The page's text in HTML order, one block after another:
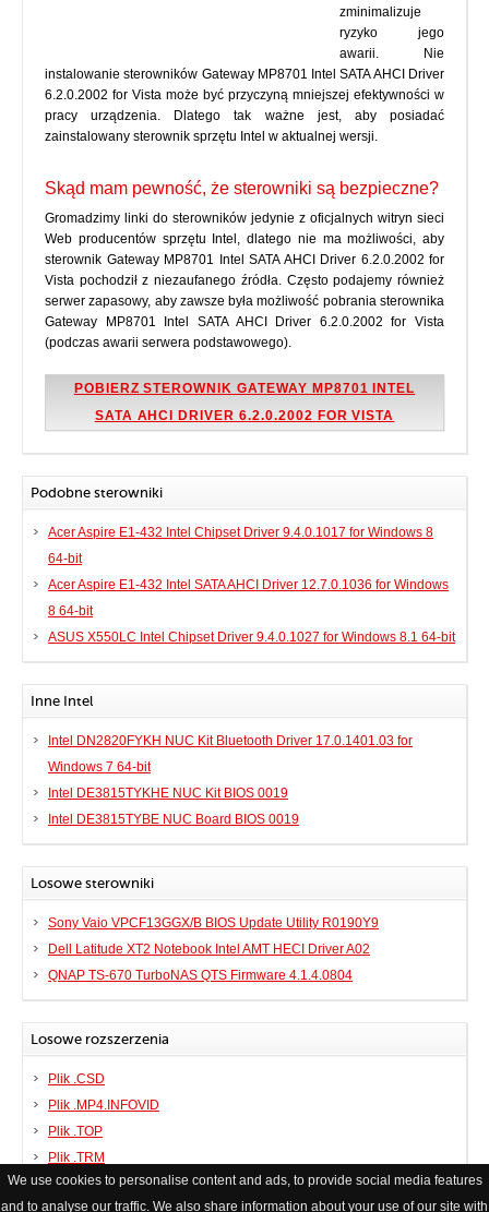
We use cookies to personalise content and ads, to provide social media features
and to analyse our traffic. We also share information about your use of our site with
zminimalizuje
ryzyko jego
awarii. Nie
instalowanie sterowników Gateway MP8701 Intel SATA AHCI Driver
6.2.0.2002 for Vista może być przyczyną mniejszej efektywności w
pracy urządzenia. Dlatego tak ważne jest, aby posiadać
zainstalowany sterownik sprzętu Intel w aktualnej wersji.
Skąd mam pewność, że sterowniki są bezpieczne?
Gromadzimy linki do sterowników jedynie z oficjalnych witryn sieci
Web producentów sprzętu Intel, dlatego nie ma możliwości, aby
sterownik Gateway MP8701 Intel SATA AHCI Driver 6.2.0.2002 for
Vista pochodził z niezaufanego źródła. Często podajemy również
serwer zapasowy, aby zawsze była możliwość pobrania sterownika
Gateway MP8701 Intel SATA AHCI Driver 6.2.0.2002 for Vista
(podczas awarii serwera podstawowego).
POBIERZ STEROWNIK GATEWAY MP8701 INTEL
SATA AHCI DRIVER 6.2.0.2002 FOR VISTA
Podobne sterowniki
Acer Aspire E1-432 Intel Chipset Driver 9.4.0.1017 for Windows 8
64-bit
Acer Aspire E1-432 Intel SATA AHCI Driver 12.7.0.1036 for Windows
8 64-bit
ASUS X550LC Intel Chipset Driver 9.4.0.1027 for Windows 8.1 64-bit
Inne Intel
Intel DN2820FYKH NUC Kit Bluetooth Driver 17.0.1401.03 for
Windows 7 64-bit
Intel DE3815TYKHE NUC Kit BIOS 0019
Intel DE3815TYBE NUC Board BIOS 0019
Losowe sterowniki
Sony Vaio VPCF13GGX/B BIOS Update Utility R0190Y9
Dell Latitude XT2 Notebook Intel AMT HECI Driver A02
QNAP TS-670 TurboNAS QTS Firmware 4.1.4.0804
Losowe rozszerzenia
Plik .CSD
Plik .MP4.INFOVID
Plik .TOP
Plik .TRM